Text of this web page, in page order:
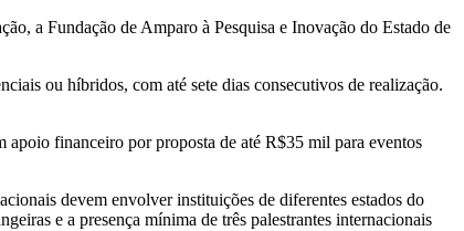
a Fundação de Amparo à Pesquisa e Inovação do Estado de
ou híbridos, com até sete dias consecutivos de realização.
apoio financeiro por proposta de até R$35 mil para eventos
devem envolver instituições de diferentes estados do
e a presença mínima de três palestrantes internacionais